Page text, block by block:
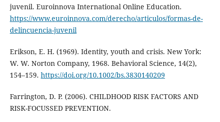
juvenil. Euroinnova International Online Education.
https://www.euroinnova.com/derecho/articulos/formas-de-
delincuencia-juvenil
Erikson, E. H. (1969). Identity, youth and crisis. New York:
W. W. Norton Company, 1968. Behavioral Science, 14(2),
154–159. https://doi.org/10.1002/bs.3830140209
Farrington, D. P. (2006). CHILDHOOD RISK FACTORS AND
RISK-FOCUSSED PREVENTION.